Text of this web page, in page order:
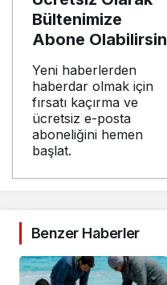
Bültenimize
Abone Olabilirsin
Yeni haberlerden
haberdar olmak için
fırsatı kaçırma ve
ücretsiz e-posta
aboneliğini hemen
başlat.
Benzer Haberler